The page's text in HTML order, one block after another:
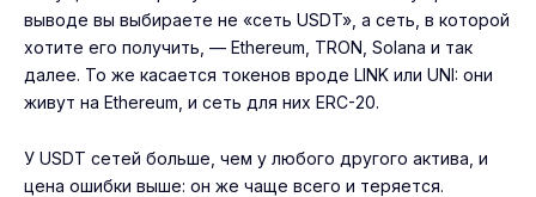
выводе вы выбираете не «сеть USDT», а сеть, в которой
хотите его получить, — Ethereum, TRON, Solana и так
далее. То же касается токенов вроде LINK или UNI: они
живут на Ethereum, и сеть для них ERC-20.
У USDT сетей больше, чем у любого другого актива, и
цена ошибки выше: он же чаще всего и теряется.